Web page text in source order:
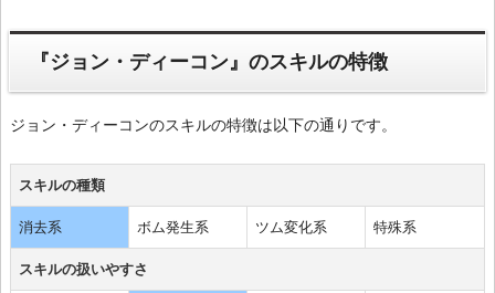
『ジョン・ディーコン』のスキルの特徴
ジョン・ディーコンのスキルの特徴は以下の通りです。
スキルの種類
消去系 ボム発生系 ツム変化系 特殊系
スキルの扱いやすさ